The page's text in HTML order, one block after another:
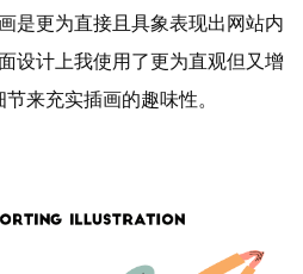
是更为直接且具象表现出网站内
设计上我使用了更为直观但又增
来充实插画的趣味性。